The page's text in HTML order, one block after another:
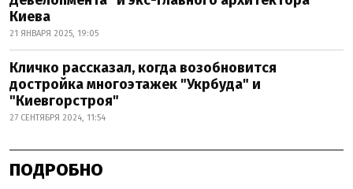
Киева
21 ЯНВАРЯ 2025, 19:05
Кличко рассказал, когда возобновится
достройка многоэтажек "Укрбуда" и
"Киевгорстроя"
27 СЕНТЯБРЯ 2024, 11:54
ПОДРОБНО